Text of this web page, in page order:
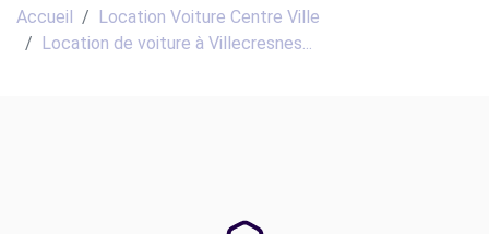
Accueil
Location Voiture Centre Ville
Location de voiture à Villecresnes...